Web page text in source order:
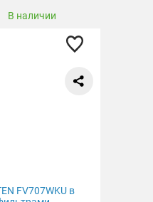
В наличии